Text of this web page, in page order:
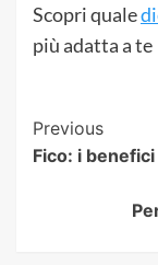
Scopri quale
più adatta a te
Post
Previous
Fico: i